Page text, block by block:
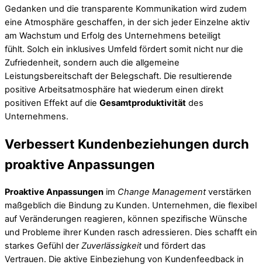
Gedanken und die transparente Kommunikation wird zudem
eine Atmosphäre geschaffen, in der sich jeder Einzelne aktiv
am Wachstum und Erfolg des Unternehmens beteiligt
fühlt. Solch ein inklusives Umfeld fördert somit nicht nur die
Zufriedenheit, sondern auch die allgemeine
Leistungsbereitschaft der Belegschaft. Die resultierende
positive Arbeitsatmosphäre hat wiederum einen direkt
positiven Effekt auf die Gesamtproduktivität des
Unternehmens.
Verbessert Kundenbeziehungen durch
proaktive Anpassungen
Proaktive Anpassungen im Change Managementverstärken
maßgeblich die Bindung zu Kunden. Unternehmen, die flexibel
auf Veränderungen reagieren, können spezifische Wünsche
und Probleme ihrer Kunden rasch adressieren. Dies schafft ein
starkes Gefühl der Zuverlässigkeitund fördert das
Vertrauen. Die aktive Einbeziehung von Kundenfeedback in